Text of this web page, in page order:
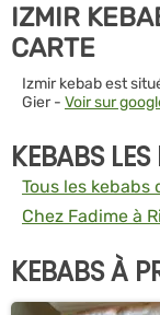
IZMIR
CARTE
Izmir kebab est
Gier - Voir sur
KEBABS
Tous les kebabs
Chez Fadime à
KEBABS À